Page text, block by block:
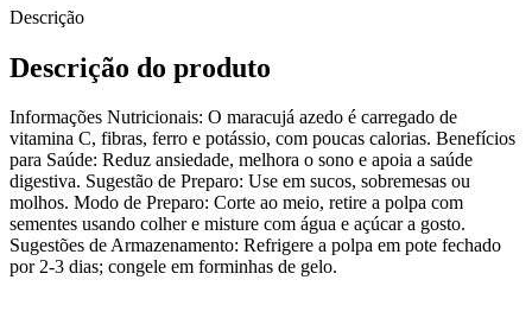
Descrição
Descrição do produto
Informações Nutricionais: O maracujá azedo é carregado de
vitamina C, fibras, ferro e potássio, com poucas calorias. Benefícios
para Saúde: Reduz ansiedade, melhora o sono e apoia a saúde
digestiva. Sugestão de Preparo: Use em sucos, sobremesas ou
molhos. Modo de Preparo: Corte ao meio, retire a polpa com
sementes usando colher e misture com água e açúcar a gosto.
Sugestões de Armazenamento: Refrigere a polpa em pote fechado
por 2-3 dias; congele em forminhas de gelo.